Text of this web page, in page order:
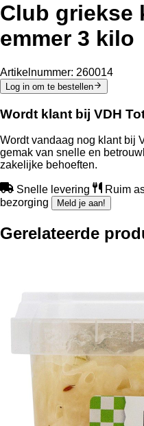
Club griekse
emmer 3 kilo
Artikelnummer: 260014
Log in om te bestellen
Wordt klant bij VDH
Wordt vandaag nog klant bij
gemak van snelle en
zakelijke behoeften.
Snelle levering Ruim
bezorging
Meld je aan!
Gerelateerde